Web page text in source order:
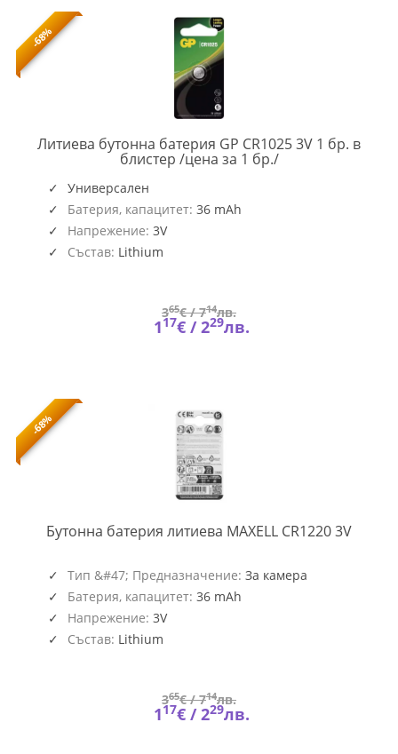
-68%
Литиева бутонна батерия GP CR1025 3V 1 бр. в
блистер /цена за 1 бр./GP-
Универсален
Батерия, капацитет: 36 mAh
Напрежение: 3V
Състав: Lithium
365€ /714лв.
117€ /229лв.
-68%
Бутонна батерия литиева MAXELL CR1220 3VML-
Тип &#47; Предназначение: За камера
Батерия, капацитет: 36 mAh
Напрежение: 3V
Състав: Lithium
365€ /714лв.
117€ /229лв.